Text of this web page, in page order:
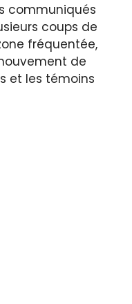
communiqués
coups de
fréquentée,
de
et les témoins